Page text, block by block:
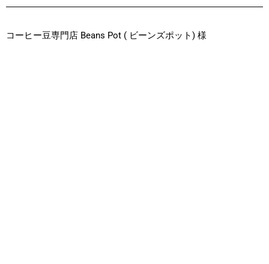
コーヒー豆専門店 Beans Pot ( ビーンズポット) 様